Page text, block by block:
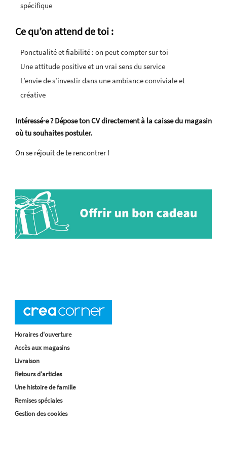
spécifique
Ce qu’on attend de toi :
Ponctualité et fiabilité : on peut compter sur toi
Une attitude positive et un vrai sens du service
L’envie de s’investir dans une ambiance conviviale et
créative
Intéressé·e ? Dépose ton CV directement à la caisse du magasin
où tu souhaites postuler.
On se réjouit de te rencontrer !
Horaires d'ouverture
Accès aux magasins
Livraison
Retours d'articles
Une histoire de famille
Remises spéciales
Gestion des cookies